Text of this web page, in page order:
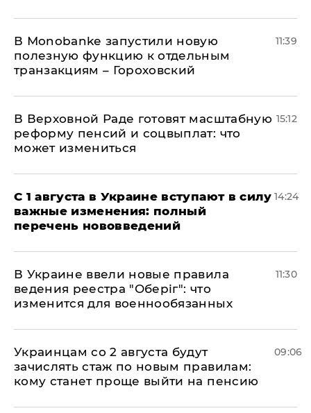
В Мonobankе запустили новую
полезную функцию к отдельным
транзакциям – Гороховский
11:39
В Верховной Раде готовят масштабную
реформу пенсий и соцвыплат: что
может измениться
15:12
С 1 августа в Украине вступают в силу
важные изменения: полный
перечень нововведений
14:24
В Украине ввели новые правила
ведения реестра "Оберіг": что
изменится для военнообязанных
11:30
Украинцам со 2 августа будут
зачислять стаж по новым правилам:
кому станет проще выйти на пенсию
09:06